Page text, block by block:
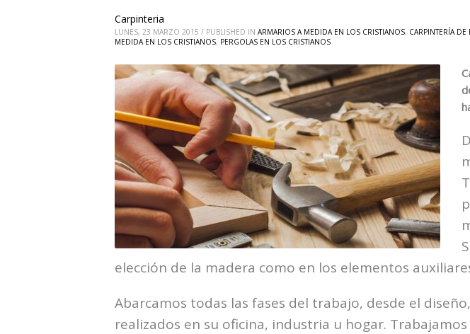
Carpinteria
LUNES, 23 MARZO 2015 / PUBLISHED IN ARMARIOS A MEDIDA EN LOS CRISTIANOS, CARPINTERÍA
MEDIDA EN LOS CRISTIANOS, PERGOLAS EN LOS CRISTIANOS
elección de la madera como en los elementos
Abarcamos todas las fases del trabajo, desde el
realizados en su oficina, industria u hogar.